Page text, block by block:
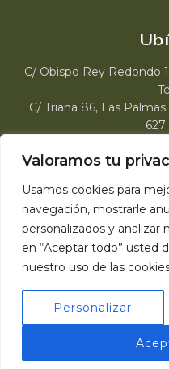
Valoramos tu
Usamos cookies para
navegación, mostrarle
personalizados y analizar
en “Aceptar todo” usted
nuestro uso de las
Personalizar
C/ Obispo Rey Redondo
C/ Triana 86, Las
1